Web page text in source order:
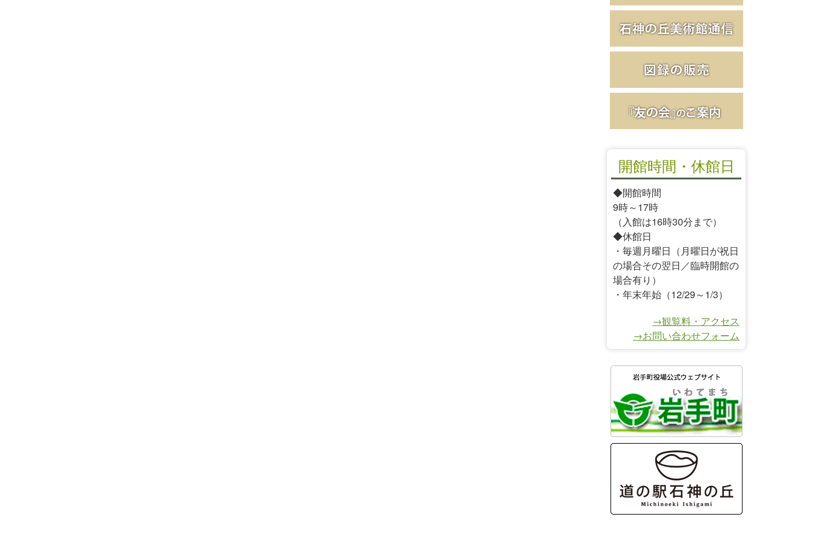
開館時間・休館日
◆開館時間
9時～17時
（入館は16時30分まで）
◆休館日
・毎週月曜日（月曜日が祝日
の場合その翌日／臨時開館の
場合有り）
・年末年始（12/29～1/3）
→観覧料・アクセス
→お問い合わせフォーム